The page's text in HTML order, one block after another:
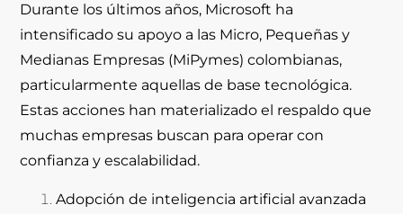
Durante los últimos años, Microsoft ha
intensificado su apoyo a las Micro, Pequeñas y
Medianas Empresas (MiPymes) colombianas,
particularmente aquellas de base tecnológica.
Estas acciones han materializado el respaldo que
muchas empresas buscan para operar con
confianza y escalabilidad.
Adopción de inteligencia artificial avanzada